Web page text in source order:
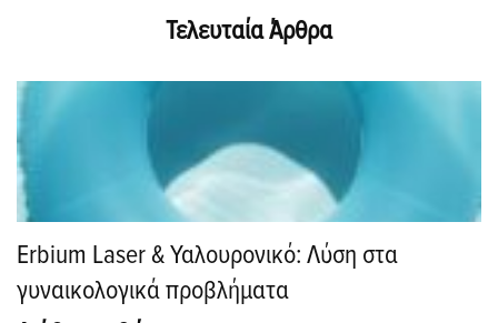
Τελευταία Άρθρα
Erbium Laser & Υαλουρονικό: Λύση στα
γυναικολογικά προβλήματα